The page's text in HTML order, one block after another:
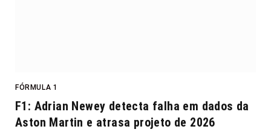
FÓRMULA 1
F1: Adrian Newey detecta falha em dados da
Aston Martin e atrasa projeto de 2026